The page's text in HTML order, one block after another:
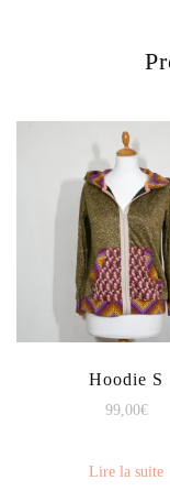
Hoodie S
99,00€
Lire la suite